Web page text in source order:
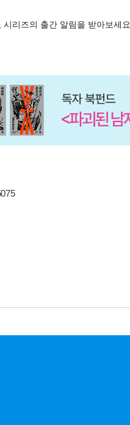
시리즈의 출간 알림을 받아보세요